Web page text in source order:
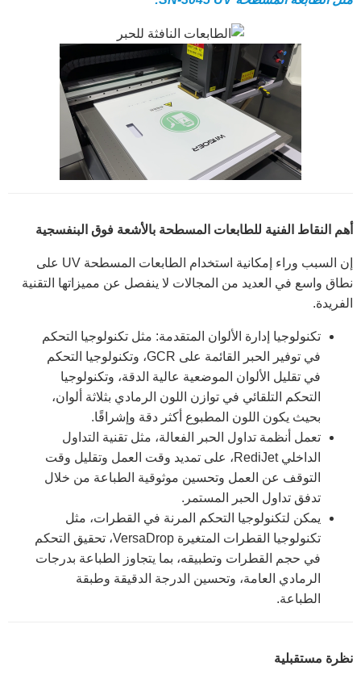
أهم النقاط الفنية للطابعات المسطحة بالأشعة فوق البنفسجية
إن السبب وراء إمكانية استخدام الطابعات المسطحة UV على
نطاق واسع في العديد من المجالات لا ينفصل عن مميزاتها التقنية
الفريدة.
تكنولوجيا إدارة الألوان المتقدمة: مثل تكنولوجيا التحكم
في توفير الحبر القائمة على GCR، وتكنولوجيا التحكم
في تقليل الألوان الموضعية عالية الدقة، وتكنولوجيا
التحكم التلقائي في توازن اللون الرمادي بثلاثة ألوان،
بحيث يكون اللون المطبوع أكثر دقة وإشراقًا.
تعمل أنظمة تداول الحبر الفعالة، مثل تقنية التداول
الداخلي RediJet، على تمديد وقت العمل وتقليل وقت
التوقف عن العمل وتحسين موثوقية الطباعة من خلال
تدفق تداول الحبر المستمر.
يمكن لتكنولوجيا التحكم المرنة في القطرات، مثل
تكنولوجيا القطرات المتغيرة VersaDrop، تحقيق التحكم
في حجم القطرات وتطبيقه، بما يتجاوز الطباعة بدرجات
الرمادي العامة، وتحسين الدرجة الدقيقة وطبقة
الطباعة.
نظرة مستقبلية